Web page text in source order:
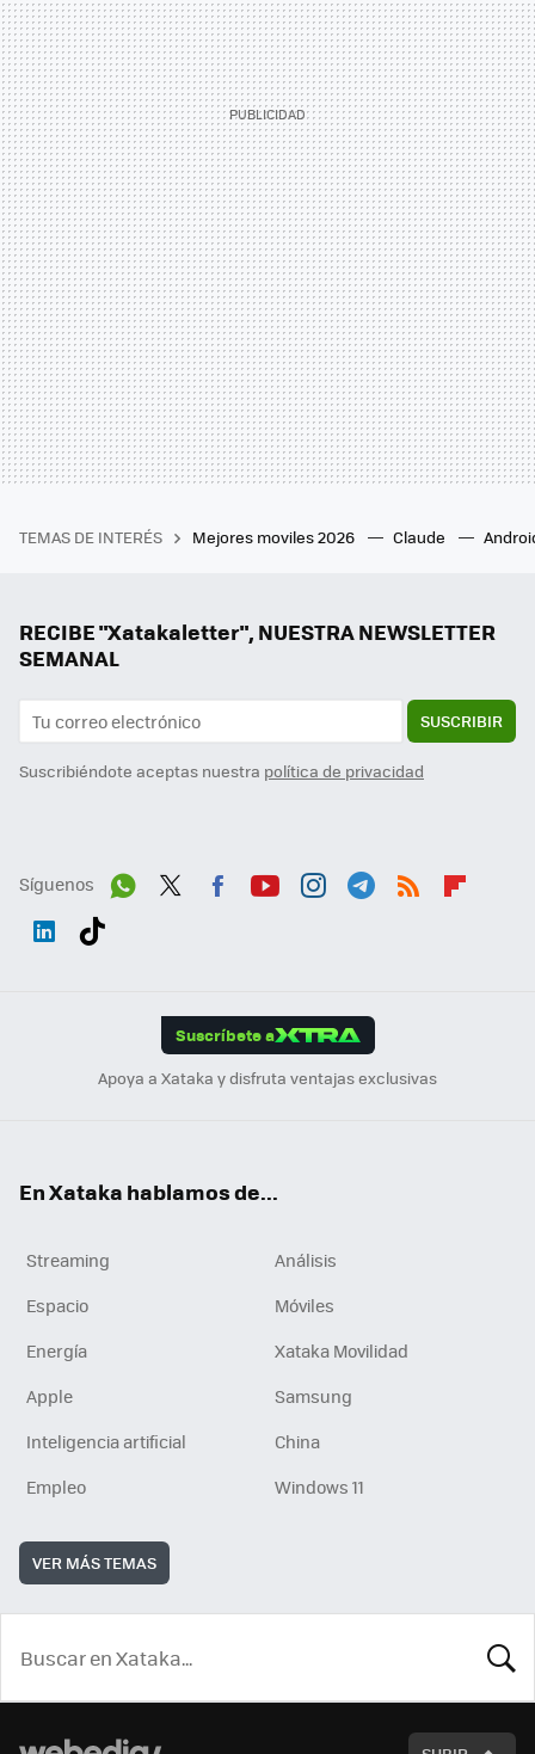
TEMAS DE INTERÉS Mejores moviles 2026 Claude
RECIBE "Xatakaletter", NUESTRA NEWSLETTER
SEMANAL
SUSCRIBIR
Suscribiéndote aceptas nuestra política de privacidad
Síguenos
Suscríbete a
Apoya a Xataka y disfruta ventajas exclusivas
En Xataka hablamos de...
Streaming
Análisis
Espacio
Móviles
Energía
Xataka Movilidad
Apple
Samsung
Inteligencia artificial
China
Empleo
Windows 11
VER MÁS TEMAS